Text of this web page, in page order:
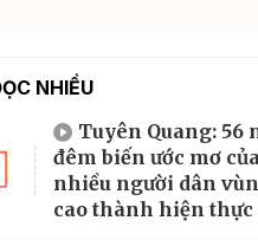
NHIỀU
Tuyên Quang: 56
đêm biến ước mơ
nhiều người dân
cao thành hiện thực